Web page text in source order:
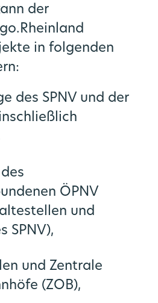
der
in folgenden
des SPNV und der
ÖPNV
und
SPNV),
und Zentrale
(ZOB),